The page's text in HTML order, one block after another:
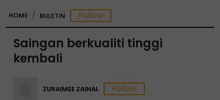
HOME BULETIN
Saingan berkualiti tinggi
kembali
ZURAIMEE ZAINAL